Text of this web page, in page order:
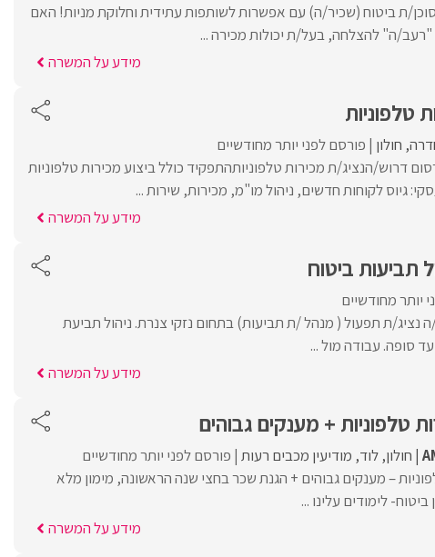
ת ביטוח (שכיר/ה) עם אפשרות לשותפות עתידית וחלוקת מניות! האם
ה" להצלחה, בעל/ת יכולות מכירה ...
מידע על המשרה
טלפוניות
חולון פורסם לפני יותר מחודשיים
דרוש/הנציג/ת מכירות טלפוניותהתפקיד כולל ביצוע מכירות טלפוניות
גיוס לקוחות חדשים, ניהול מו"מ, מכירות, שירות ...
מידע על המשרה
תביעות ביטוח
יותר מחודשיים
נציג/ת תפעול ( מנהל /ת תביעות) בתחום נזקי צנרת. ניהול תביעת
סופה. עבודה מול ...
מידע על המשרה
טלפוניות + מענקים גבוהים
חולון לוד מודיעין מכבים רעות פורסם לפני יותר מחודשיים
– מענקים גבוהים + הגנת שכר בחצי שנה הראשונה, מימון מלא
לימודים עלינו ...
מידע על המשרה